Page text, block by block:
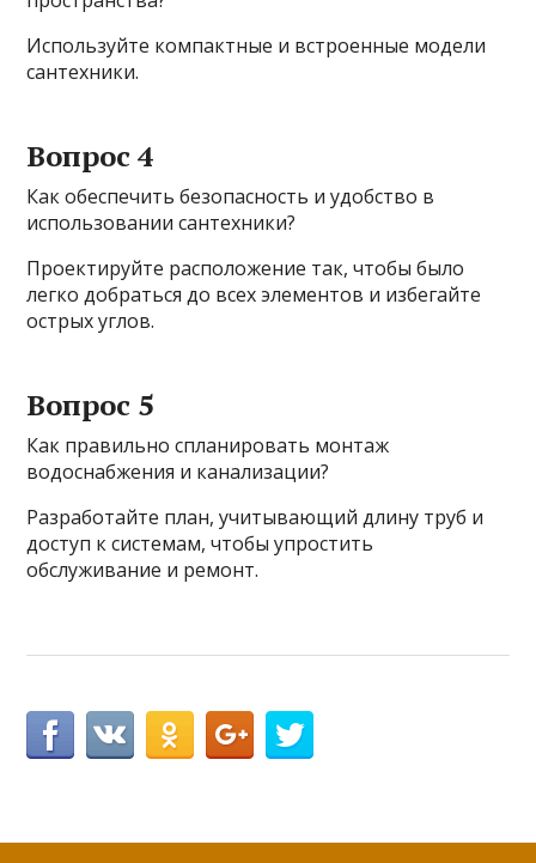
Используйте компактные и встроенные модели
сантехники.
Вопрос 4
Как обеспечить безопасность и удобство в
использовании сантехники?
Проектируйте расположение так, чтобы было
легко добраться до всех элементов и избегайте
острых углов.
Вопрос 5
Как правильно спланировать монтаж
водоснабжения и канализации?
Разработайте план, учитывающий длину труб и
доступ к системам, чтобы упростить
обслуживание и ремонт.